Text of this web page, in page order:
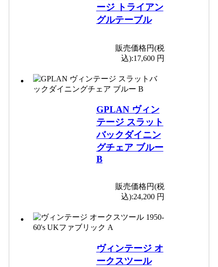
ージ トライアン
グルテーブル
販売価格円(税
込):17,600 円
GPLAN ヴィン
テージ スラット
バックダイニン
グチェア ブルー
B
販売価格円(税
込):24,200 円
ヴィンテージ オ
ークスツール